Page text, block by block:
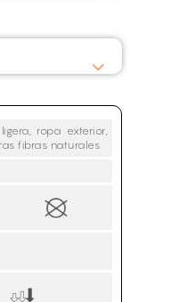
ropa exterior,
fibras naturales